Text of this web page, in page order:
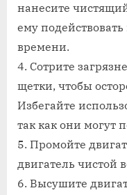
нанесите
ему
времени.
4. Сотрите
щетки, чтобы
Избегайте
так как они могут
5. Промойте
двигатель чистой
6. Высушите